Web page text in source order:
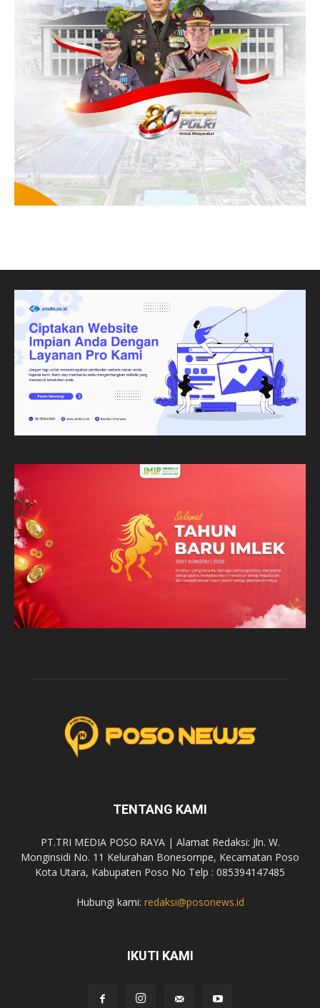
TENTANG KAMI
PT.TRI MEDIA POSO RAYA | Alamat Redaksi: Jln. W.
Monginsidi No. 11 Kelurahan Bonesompe, Kecamatan Poso
Kota Utara, Kabupaten Poso No Telp : 085394147485
Hubungi kami: redaksi@posonews.id
IKUTI KAMI